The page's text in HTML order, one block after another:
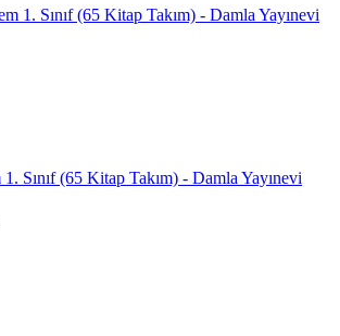
Sınıf (65 Kitap Takım) - Damla Yayınevi